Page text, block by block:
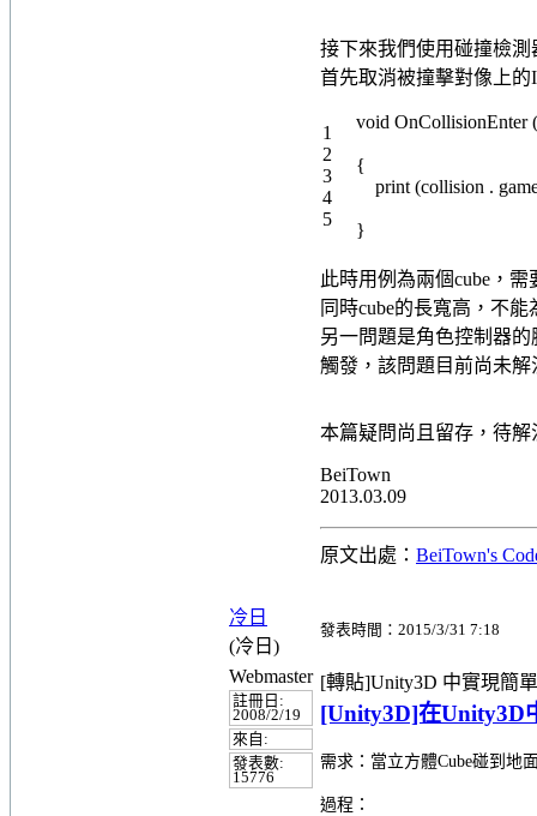
接下來我們使用碰撞檢測
首先取消被撞擊對像上的
1
2
3
4
5
void OnCollisionEnter(
{
print (collision .
}
此時用例為兩個cube，
同時cube的長寬高，不
另一問題是角色控制器
觸發，該問題目前尚未
本篇疑問尚且留存，待解
BeiTown
2013.03.09
原文出處： BeiTown's
冷日
(冷日)
發表時間：2015/3/31 7:18
Webmaster
註冊日:
2008/2/19
來自:
發表數:
15776
[轉貼]Unity3D 中實現簡
[Unity3D]在Unity3D
需求：當立方體Cube碰到地
過程：